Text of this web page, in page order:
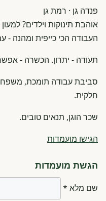
פנדה גן · רמת גן
אוהבת תינוקות וילדים?
העבודה הכי כייפית ומהנה -
תעודה - יתרון. הכשרה -
סביבת עבודה תומכת,
חלקית.
שכר הוגן, תנאים טובים.
הגישו מועמדות
הגשת מועמדות
שם מלא *